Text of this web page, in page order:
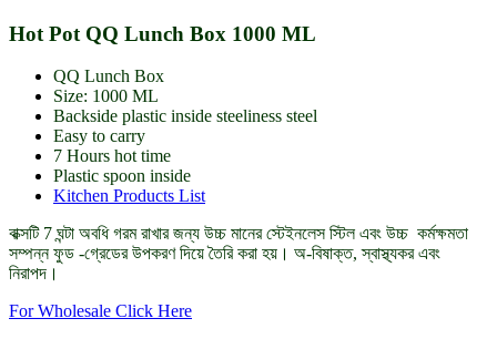
Hot Pot QQ Lunch Box 1000 ML
QQ Lunch Box
Size: 1000 ML
Backside plastic inside steeliness steel
Easy to carry
7 Hours hot time
Plastic spoon inside
Kitchen Products List
বাক্সটি 7 ঘন্টা অবধি গরম রাখার জন্য উচ্চ মানের স্টেইনলেস স্টিল এবং উচ্চ কর্মক্ষমতা
সম্পন্ন ফুড -গ্রেডের উপকরণ দিয়ে তৈরি করা হয়। অ-বিষাক্ত, স্বাস্থ্যকর এবং
নিরাপদ।
For Wholesale Click Here